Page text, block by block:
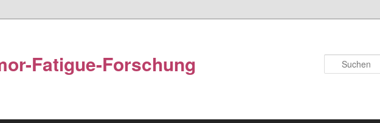
Fatigue-Forschung